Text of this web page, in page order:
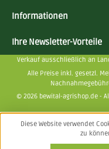
Informationen
Ihre Newsletter-Vorteile
Verkauf ausschließlich an
Alle Preise inkl. gesetzl.
© 2026 bewital-agrishop.de -
Diese Website verwendet
zu